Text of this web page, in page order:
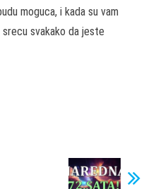
moguca, i kada su vam
svakako da jeste